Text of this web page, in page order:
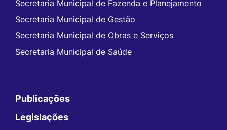
Secretaria Municipal de Fazenda e Planejamento
Secretaria Municipal de Gestão
Secretaria Municipal de Obras e Serviços
Secretaria Municipal de Saúde
Publicações
Legislações